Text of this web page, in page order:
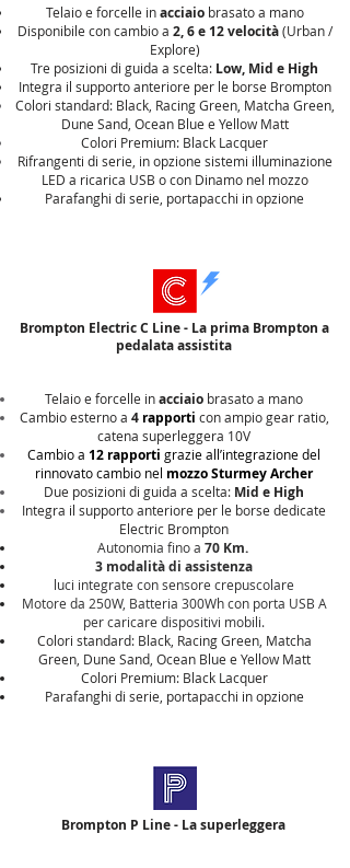
Telaio e forcelle inacciaio brasato a mano
Disponibile con cambio a 2, 6 e 12 velocità(Urban /
Explore)
Tre posizioni di guida a scelta: Low, Mid e High
Integra il supporto anteriore per le borse Brompton
Colori standard: Black, Racing Green, Matcha Green,
Dune Sand, Ocean Blue e Yellow Matt
Colori Premium: Black Lacquer
Rifrangenti di serie, in opzione sistemi illuminazione
LED a ricarica USB o con Dinamo nel mozzo
Parafanghi di serie, portapacchi in opzione
Brompton Electric C Line - La prima Brompton a
pedalata assistita
Telaio e forcelle inacciaio brasato a mano
Cambio esterno a 4 rapporti con ampio gear ratio,
catena superleggera 10V
Cambio a 12 rapporti grazie all’integrazione del
rinnovato cambio nel mozzo Sturmey Archer
Due posizioni di guida a scelta: Mid e High
Integra il supporto anteriore per le borse dedicate
Electric Brompton
Autonomia fino a 70 Km.
3 modalità di assistenza
luci integrate con sensore crepuscolare
Motore da 250W, Batteria 300Wh con porta USB A
per caricare dispositivi mobili.
Colori standard: Black, Racing Green, Matcha
Green, Dune Sand, Ocean Blue e Yellow Matt
Colori Premium: Black Lacquer
Parafanghi di serie, portapacchi in opzione
Brompton P Line - La superleggera